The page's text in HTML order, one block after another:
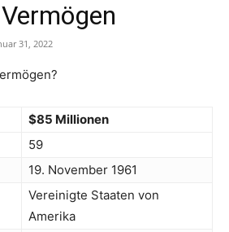
31, 2022
$85 Millionen
59
19. November 1961
Vereinigte Staaten von
Amerika